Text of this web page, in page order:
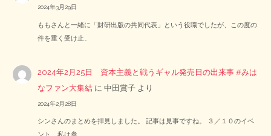
2024年3月29日
ももさんと一緒に「財研出版の共同代表」という役職でしたが、この度の
件を重く受け止…
2024年2月25日 資本主義と戦うギャル発売日の出来事 #みは
なファン大集結 に中田賞子 より
2024年2月28日
シンさんのまとめを拝見しました。 記事は見事ですね。 ３／１０のイベ
ント、私は参…